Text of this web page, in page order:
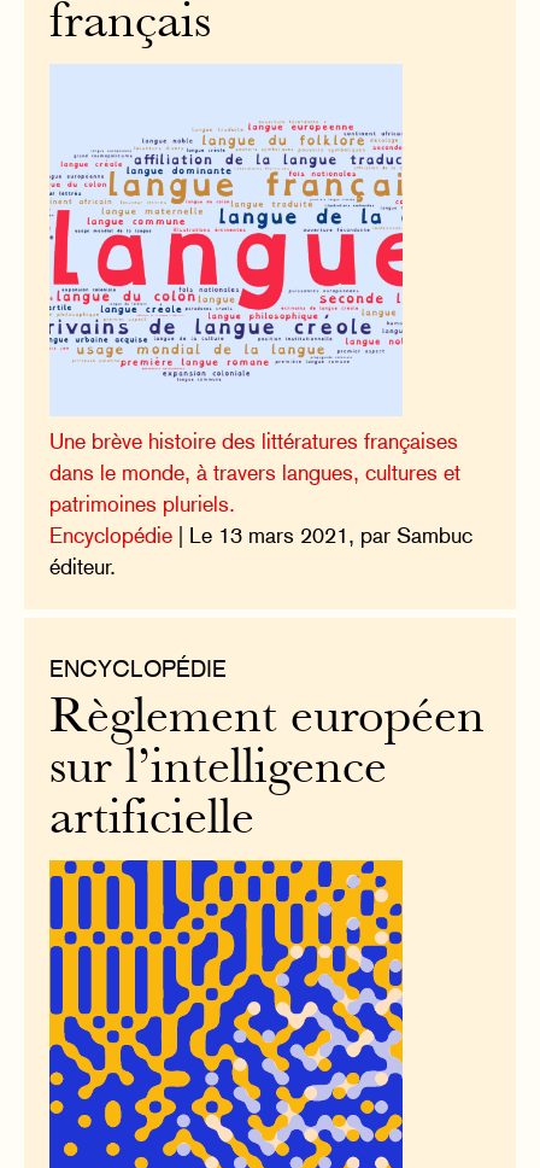
français
Une brève histoire des littératures françaises
dans le monde, à travers langues, cultures et
patrimoines pluriels.
Encyclopédie | Le 13 mars 2021, par Sambuc
éditeur.
ENCYCLOPÉDIE
Règlement européen
sur l’intelligence
artificielle